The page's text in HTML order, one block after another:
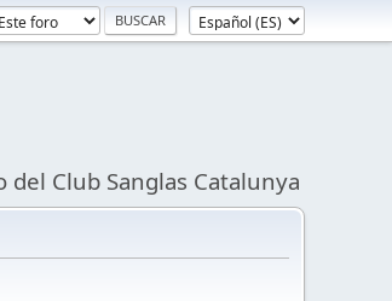
del Club Sanglas Catalunya